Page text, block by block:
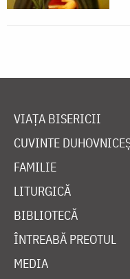
VIAȚA BISERICII
CUVINTE
FAMILIE
LITURGICĂ
BIBLIOTECĂ
ÎNTREABĂ PREOTUL
MEDIA